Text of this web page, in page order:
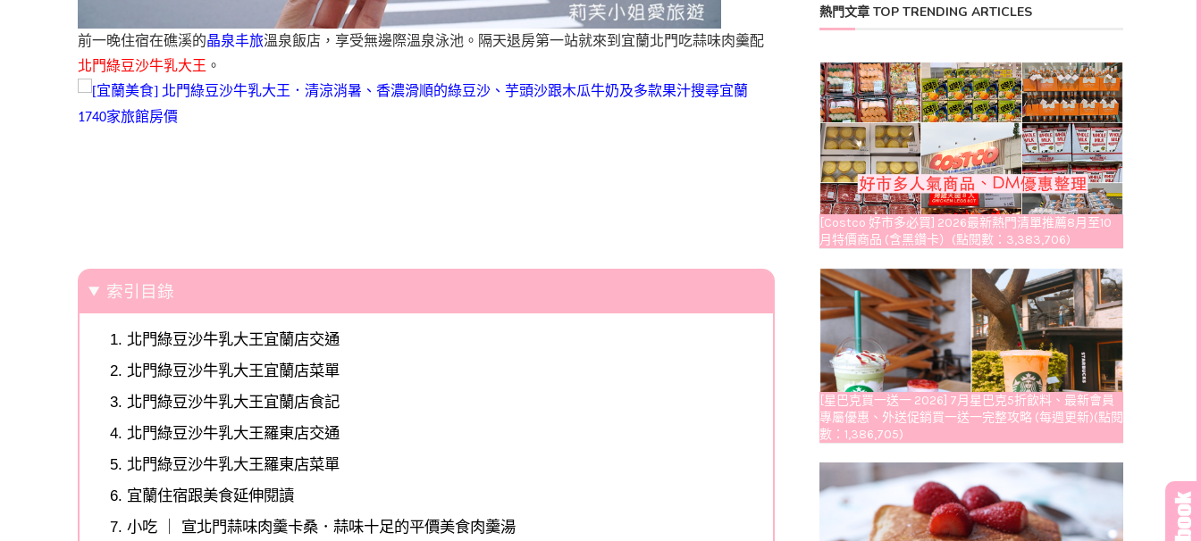
前一晚住宿在礁溪的晶泉丰旅溫泉飯店，享受無邊際溫泉泳池。隔天退房第一站就來到宜蘭北門吃蒜味肉羹配
北門綠豆沙牛乳大王 。
搜尋宜蘭
1740家旅館房價
索引目錄
北門綠豆沙牛乳大王宜蘭店交通
北門綠豆沙牛乳大王宜蘭店菜單
北門綠豆沙牛乳大王宜蘭店食記
北門綠豆沙牛乳大王羅東店交通
北門綠豆沙牛乳大王羅東店菜單
宜蘭住宿跟美食延伸閱讀
小吃 ｜ 宣北門蒜味肉羹卡桑．蒜味十足的平價美食肉羹湯
熱門文章 TOP TRENDING ARTICLES
[Costco 好市多必買] 2026最新熱門清單推薦8月至10
月特價商品 (含黑鑽卡）(點閱數：3,383,706)
[星巴克買一送一 2026] 7月星巴克5折飲料、最新會員
專屬優惠、外送促銷買一送一完整攻略 (每週更新)(點閱
數：1,386,705)